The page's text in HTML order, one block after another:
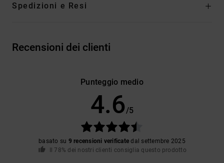
Spedizioni e Resi
Recensioni dei clienti
Punteggio medio
4.6 /5
basato su 9 recensioni verificate dal settembre 2025
Il 78% dei nostri clienti consiglia questo prodotto